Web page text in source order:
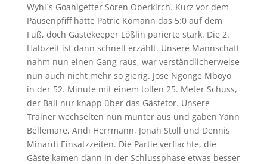
Wyhl´s Goahlgetter Sören Oberkirch. Kurz vor dem
Pausenpfiff hatte Patric Komann das 5:0 auf dem
Fuß, doch Gästekeeper Lößlin parierte stark. Die 2.
Halbzeit ist dann schnell erzählt. Unsere Mannschaft
nahm nun einen Gang raus, war verständlicherweise
nun auch nicht mehr so gierig. Jose Ngonge Mboyo
in der 52. Minute mit einem tollen 25. Meter Schuss,
der Ball nur knapp über das Gästetor. Unsere
Trainer wechselten nun munter aus und gaben Yann
Bellemare, Andi Herrmann, Jonah Stoll und Dennis
Minardi Einsatzzeiten. Die Partie verflachte, die
Gäste kamen dann in der Schlussphase etwas besser